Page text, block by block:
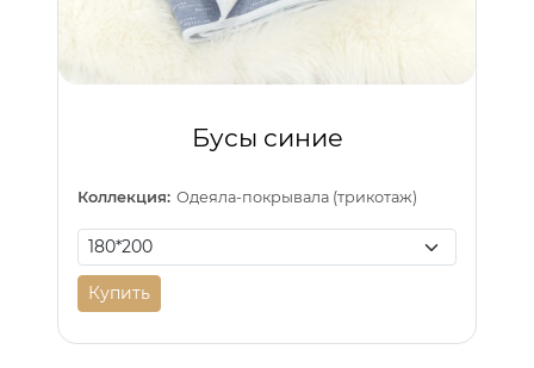
Бусы синие
Коллекция: Одеяла-покрывала (трикотаж)
Купить